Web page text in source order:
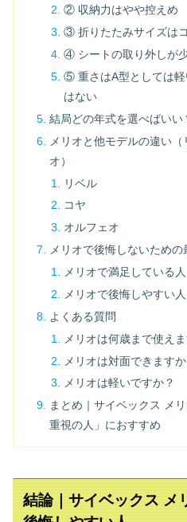
② 収納力はやや控えめ
③ 折りたたみサイズは
④ シートの取り外しが
⑤ 重さはA型としては
はない
結局どの年式を選べばいい
メリオと他モデルの違い
オ）
リベル
コヤ
オルフェオ
メリオで後悔しないための
メリオで満足している人
メリオで後悔しやすい人
よくある質問
メリオは何歳まで使え
メリオは対面できますか
メリオは軽いですか？
まとめ｜サイベックス メ
重視の人」におすすめ
結論｜サイベックス メ